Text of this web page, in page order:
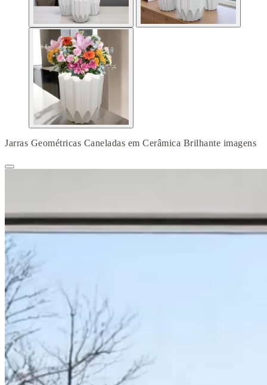
Jarras Geométricas Caneladas em Cerâmica Brilhante imagens